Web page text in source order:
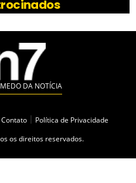
DA NOTÍCIA
Contato
Política de Privacidade
os direitos reservados.